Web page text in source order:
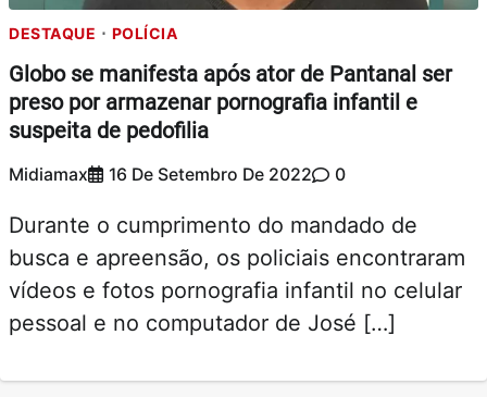
DESTAQUE POLÍCIA
Globo se manifesta após ator de Pantanal ser
preso por armazenar pornografia infantil e
suspeita de pedofilia
Midiamax 16 De Setembro De 2022 0
Durante o cumprimento do mandado de
busca e apreensão, os policiais encontraram
vídeos e fotos pornografia infantil no celular
pessoal e no computador de José […]